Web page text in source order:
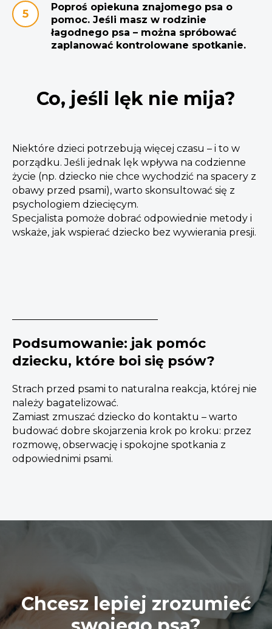
Poproś opiekuna znajomego psa o
pomoc. Jeśli masz w rodzinie
łagodnego psa – można spróbować
zaplanować kontrolowane spotkanie.
Co, jeśli lęk nie mija?
Niektóre dzieci potrzebują więcej czasu – i to w
porządku. Jeśli jednak lęk wpływa na codzienne
życie (np. dziecko nie chce wychodzić na spacery z
obawy przed psami), warto skonsultować się z
psychologiem dziecięcym.
Specjalista pomoże dobrać odpowiednie metody i
wskaże, jak wspierać dziecko bez wywierania presji.
Podsumowanie: jak pomóc
dziecku, które boi się psów?
Strach przed psami to naturalna reakcja, której nie
należy bagatelizować.
Zamiast zmuszać dziecko do kontaktu – warto
budować dobre skojarzenia krok po kroku: przez
rozmowę, obserwację i spokojne spotkania z
odpowiednimi psami.
Chcesz lepiej zrozumieć